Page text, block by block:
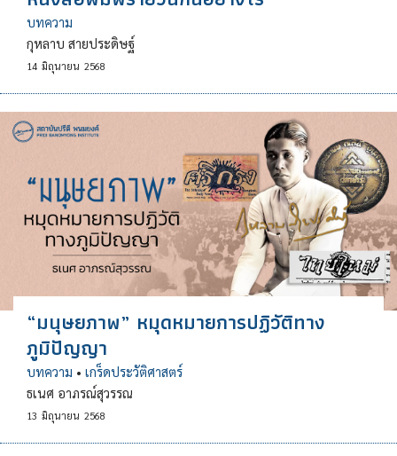
บทความ
กุหลาบ สายประดิษฐ์
14 มิถุนายน 2568
“มนุษยภาพ” หมุดหมายการปฏิวัติทาง
ภูมิปัญญา
บทความ • เกร็ดประวัติศาสตร์
ธเนศ อาภรณ์สุวรรณ
13 มิถุนายน 2568